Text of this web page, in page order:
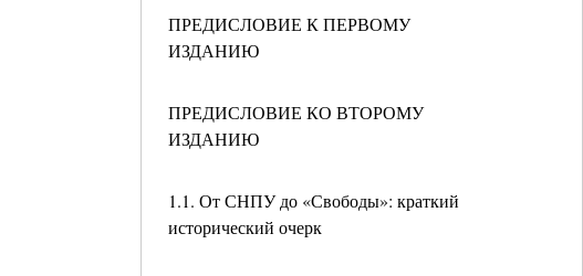
ПРЕДИСЛОВИЕ К ПЕРВОМУ
ИЗДАНИЮ
ПРЕДИСЛОВИЕ КО ВТОРОМУ
ИЗДАНИЮ
1.1. От СНПУ до «Свободы»: краткий
исторический очерк